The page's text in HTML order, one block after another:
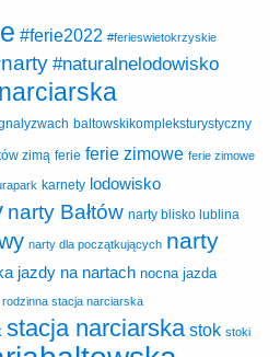
#ferie2022 #ferieswietokrzyskie
#naturalnelodowisko
baltowskikompleksturystyczny
zimą ferie ferie zimowe ferie zimowe
karnety lodowisko
narty Bałtów narty blisko lublina
narty dla początkujących narty
jazdy na nartach nocna jazda
rodzinna stacja narciarska
stacja narciarska stok stoki